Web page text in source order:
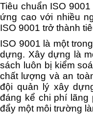
Tiêu chuẩn ISO
ứng cao với nhiều
ISO 9001 trở thành
ISO 9001 là một
dựng. Xây dựng là
sách luôn bị kiểm
chất lượng và an
đội quản lý xây
đáng kể chi phí lãng
đẩy một môi trường